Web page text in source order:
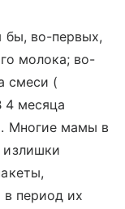
бы, во-первых,
молока; во-
смеси (
4 месяца
Многие мамы в
излишки
период их